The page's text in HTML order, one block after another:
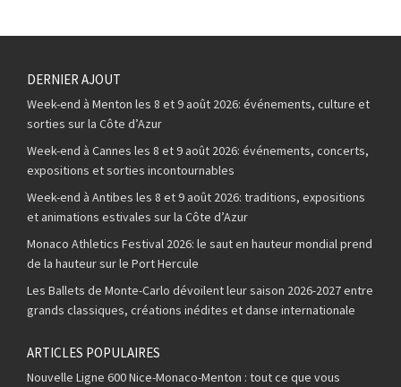
DERNIER AJOUT
Week-end à Menton les 8 et 9 août 2026: événements, culture et
sorties sur la Côte d’Azur
Week-end à Cannes les 8 et 9 août 2026: événements, concerts,
expositions et sorties incontournables
Week-end à Antibes les 8 et 9 août 2026: traditions, expositions
et animations estivales sur la Côte d’Azur
Monaco Athletics Festival 2026: le saut en hauteur mondial prend
de la hauteur sur le Port Hercule
Les Ballets de Monte-Carlo dévoilent leur saison 2026-2027 entre
grands classiques, créations inédites et danse internationale
ARTICLES POPULAIRES
Nouvelle Ligne 600 Nice-Monaco-Menton : tout ce que vous